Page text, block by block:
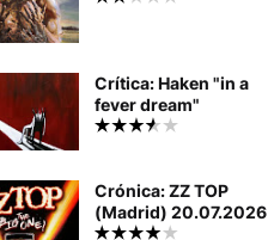
Crítica: Haken "in a
fever dream"
Crónica: ZZ TOP
(Madrid) 20.07.2026